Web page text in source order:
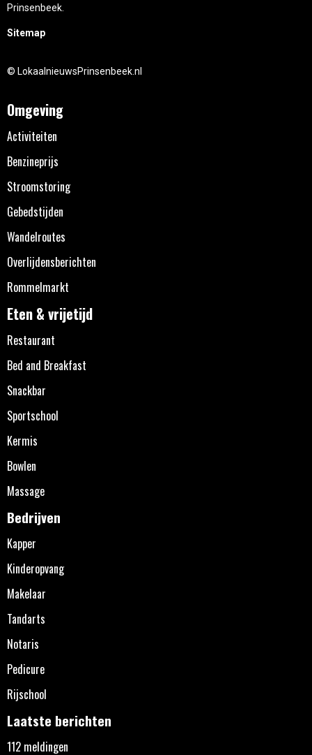
Prinsenbeek.
Sitemap
© LokaalnieuwsPrinsenbeek.nl
Omgeving
Activiteiten
Benzineprijs
Stroomstoring
Gebedstijden
Wandelroutes
Overlijdensberichten
Rommelmarkt
Eten & vrijetijd
Restaurant
Bed and Breakfast
Snackbar
Sportschool
Kermis
Bowlen
Massage
Bedrijven
Kapper
Kinderopvang
Makelaar
Tandarts
Notaris
Pedicure
Rijschool
Laatste berichten
112 meldingen